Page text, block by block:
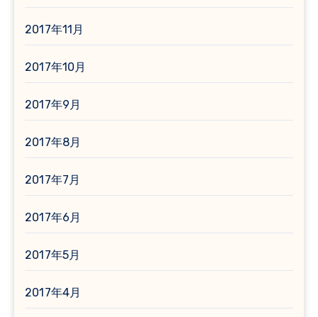
2017年11月
2017年10月
2017年9月
2017年8月
2017年7月
2017年6月
2017年5月
2017年4月